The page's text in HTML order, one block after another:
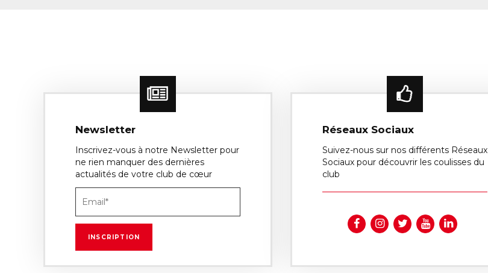
Newsletter
Inscrivez-vous à notre Newsletter pour
ne rien manquer des dernières
actualités de votre club de cœur
Réseaux Sociaux
Suivez-nous sur nos différents Réseaux
Sociaux pour découvrir les coulisses du
club